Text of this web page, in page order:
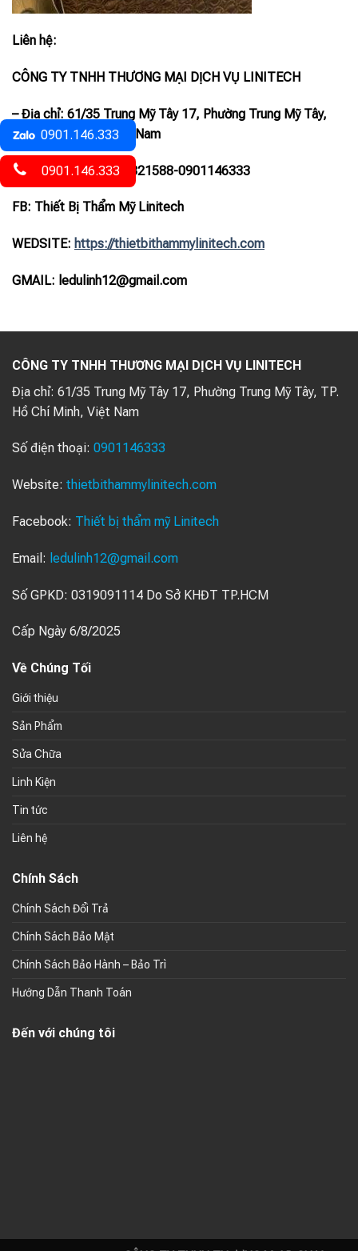
Liên hệ:
CÔNG TY TNHH THƯƠNG MẠI DỊCH VỤ LINITECH
– Địa chỉ: 61/35 Trung Mỹ Tây 17, Phường Trung Mỹ Tây,
TP. Hồ Chí Minh, Việt Nam
– Hotline&zalo: 0335321588-0901146333
FB: Thiết Bị Thẩm Mỹ Linitech
WEDSITE: https://thietbithammylinitech.com
GMAIL: ledulinh12@gmail.com
CÔNG TY TNHH THƯƠNG MẠI DỊCH VỤ LINITECH
Địa chỉ: 61/35 Trung Mỹ Tây 17, Phường Trung Mỹ Tây, TP.
Hồ Chí Minh, Việt Nam
Số điện thoại: 0901146333
Website: thietbithammylinitech.com
Facebook: Thiết bị thẩm mỹ Linitech
Email: ledulinh12@gmail.com
Số GPKD: 0319091114 Do Sở KHĐT TP.HCM
Cấp Ngày 6/8/2025
Về Chúng Tối
Giới thiệu
Sản Phẩm
Sửa Chữa
Linh Kiện
Tin tức
Liên hệ
Chính Sách
Chính Sách Đổi Trả
Chính Sách Bảo Mật
Chính Sách Bảo Hành – Bảo Trì
Hướng Dẫn Thanh Toán
Đến với chúng tôi
0901.146.333
0901.146.333